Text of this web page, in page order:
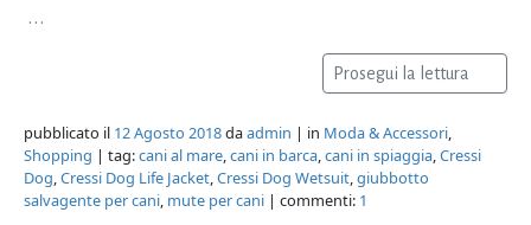
...
Prosegui la lettura
pubblicato il 12 Agosto 2018daadmin | in Moda & Accessori
Shopping | tag:cani al mare cani in barca cani in spiaggia Cressi
Dog Cressi Dog Life Jacket Cressi Dog Wetsuit giubbotto
salvagente per cani mute per cani | commenti: 1